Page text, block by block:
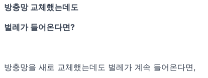
방충망 교체했는데도
벌레가 들어온다면?
방충망을 새로 교체했는데도 벌레가 계속 들어온다면,